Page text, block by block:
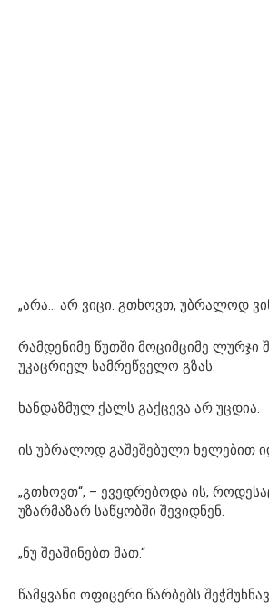
„არა… არ ვიცი. გთხოვთ, უბრალოდ
რამდენიმე წუთში მოციმციმე ლურჯი
უკაცრიელ სამრეწველო გზას.
ხანდაზმულ ქალს გაქცევა არ უცდია.
ის უბრალოდ გაშეშებული ხელებით
„გთხოვთ“, – ევედრებოდა ის,
უზარმაზარ საწყობში შევიდნენ.
„ნუ შეაშინებთ მათ.“
წამყვანი ოფიცერი წარბებს